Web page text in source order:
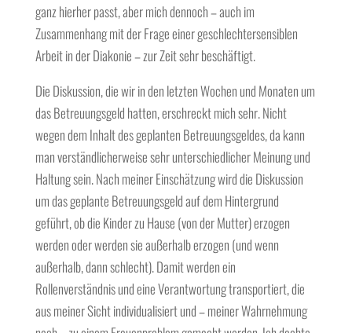
ganz hierher passt, aber mich dennoch – auch im
Zusammenhang mit der Frage einer geschlechtersensiblen
Arbeit in der Diakonie – zur Zeit sehr beschäftigt.
Die Diskussion, die wir in den letzten Wochen und Monaten um
das Betreuungsgeld hatten, erschreckt mich sehr. Nicht
wegen dem Inhalt des geplanten Betreuungsgeldes, da kann
man verständlicherweise sehr unterschiedlicher Meinung und
Haltung sein. Nach meiner Einschätzung wird die Diskussion
um das geplante Betreuungsgeld auf dem Hintergrund
geführt, ob die Kinder zu Hause (von der Mutter) erzogen
werden oder werden sie außerhalb erzogen (und wenn
außerhalb, dann schlecht). Damit werden ein
Rollenverständnis und eine Verantwortung transportiert, die
aus meiner Sicht individualisiert und – meiner Wahrnehmung